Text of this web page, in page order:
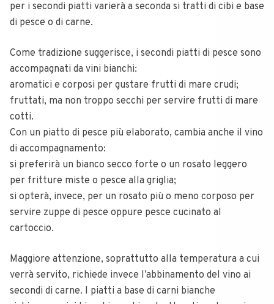
per i secondi piatti varierà a seconda si tratti di cibi e base
di pesce o di carne.
Come tradizione suggerisce, i secondi piatti di pesce sono
accompagnati da vini bianchi:
aromatici e corposi per gustare frutti di mare crudi;
fruttati, ma non troppo secchi per servire frutti di mare
cotti.
Con un piatto di pesce più elaborato, cambia anche il vino
di accompagnamento:
si preferirà un bianco secco forte o un rosato leggero
per fritture miste o pesce alla griglia;
si opterà, invece, per un rosato più o meno corposo per
servire zuppe di pesce oppure pesce cucinato al
cartoccio.
Maggiore attenzione, soprattutto alla temperatura a cui
verrà servito, richiede invece l’abbinamento del vino ai
secondi di carne. I piatti a base di carni bianche